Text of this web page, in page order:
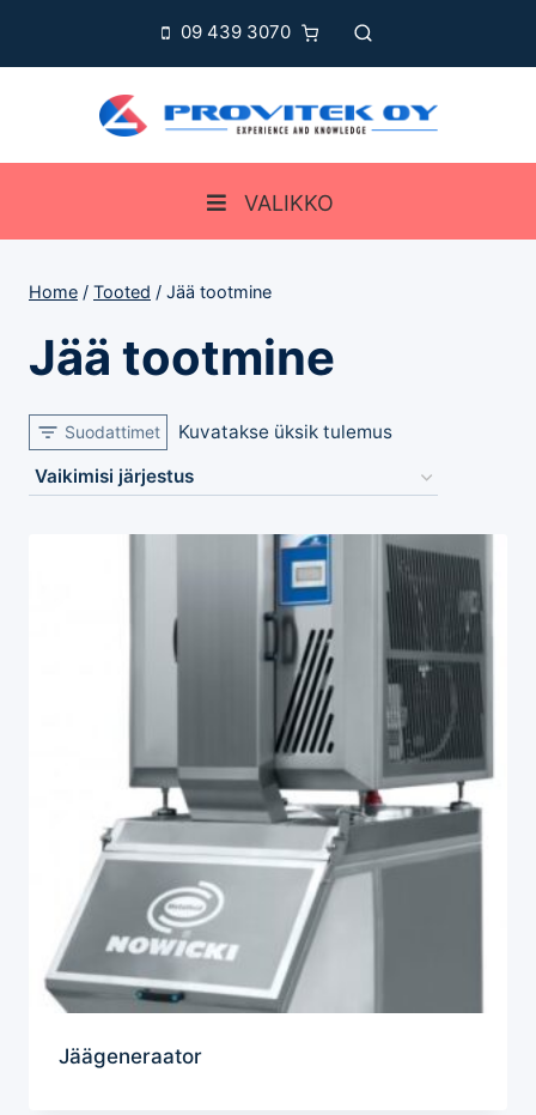
09 439 3070
VALIKKO
Home / Tooted / Jää tootmine
Jää tootmine
Suodattimet Kuvatakse üksik tulemus
Jäägeneraator